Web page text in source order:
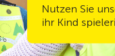
Nutzen Sie
ihr Kind